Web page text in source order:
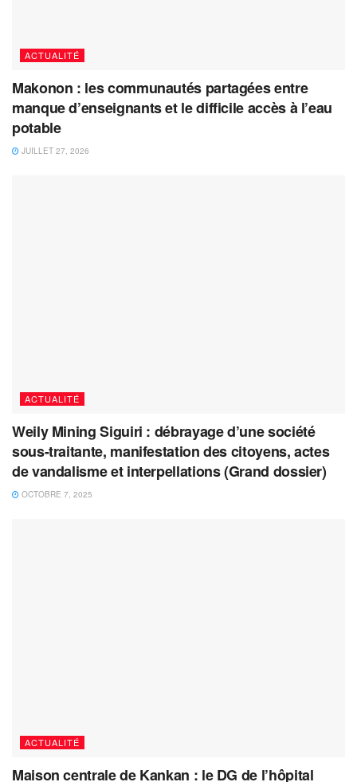
ACTUALITÉ
Makonon : les communautés partagées entre
manque d’enseignants et le difficile accès à l’eau
potable
JUILLET 27, 2026
ACTUALITÉ
Weily Mining Siguiri : débrayage d’une société
sous-traitante, manifestation des citoyens, actes
de vandalisme et interpellations (Grand dossier)
OCTOBRE 7, 2025
ACTUALITÉ
Maison centrale de Kankan : le DG de l’hôpital